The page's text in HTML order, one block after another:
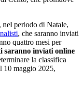
nel periodo di Natale,
, che saranno inviati
quattro mesi per
saranno inviati online
la classifica
10 maggio 2025,